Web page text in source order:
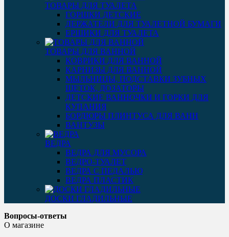
ТОВАРЫ ДЛЯ ТУАЛЕТА
ГОРШКИ ДЕТСКИЕ
ДЕРЖАТЕЛИ ДЛЯ ТУАЛЕТНОЙ БУМАГИ
ЕРШИКИ ДЛЯ ТУАЛЕТА
ТОВАРЫ ДЛЯ ВАННОЙ
КОВРИКИ ДЛЯ ВАННОЙ
КАРНИЗЫ ДЛЯ ВАННОЙ
МЫЛЬНИЦЫ, ПОДСТАВКИ ЗУБНЫХ
ЩЕТОК, ДОЗАТОРЫ
ДЕТСКИЕ ВАННОЧКИ И ГОРКИ ДЛЯ
КУПАНИЯ
БОРДЮРЫ ПЛИНТУСА ДЛЯ ВАНН
ВАНТУЗЫ
ВЕДРА
ВЕДРА ДЛЯ МУСОРА
ВЕДРО-ТУАЛЕТ
ВЕДРА С ПЕДАЛЬЮ
ВЕДРА ПЛАСТИК
ДОСКИ ГЛАДИЛЬНЫЕ
Вопросы-ответы
О магазине